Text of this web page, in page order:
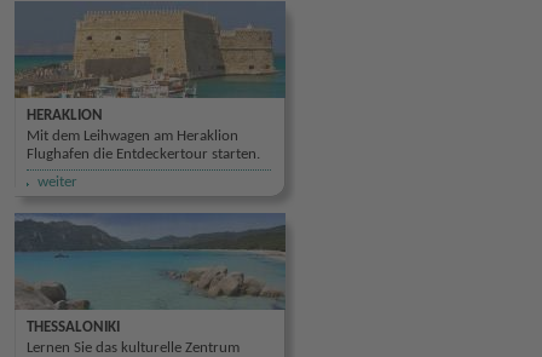
HERAKLION
Mit dem Leihwagen am Heraklion
Flughafen die Entdeckertour starten.
weiter
THESSALONIKI
Lernen Sie das kulturelle Zentrum